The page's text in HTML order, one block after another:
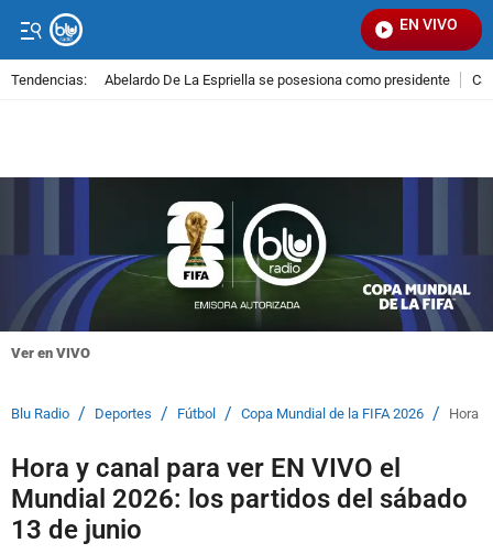
EN VIVO
Tendencias: Abelardo De La Espriella se posesiona como presidente
Ver en VIVO
Blu Radio / Deportes / Fútbol / Copa Mundial de la FIFA 2026 / Hora
Hora y canal para ver EN VIVO el
Mundial 2026: los partidos del sábado
13 de junio